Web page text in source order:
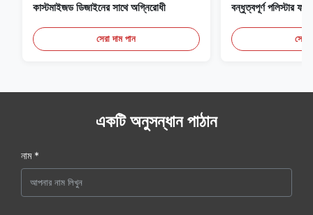
কাস্টমাইজড ডিজাইনের সাথে অগ্নিরোধী
সেরা দাম পান
বন্ধুত্বপূর্ণ পলিস্টার
সেরা
একটি অনুসন্ধান পাঠান
নাম *